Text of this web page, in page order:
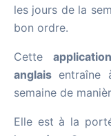
les jours de la
bon ordre.
Cette
anglais entraîne
semaine de
Elle est à la